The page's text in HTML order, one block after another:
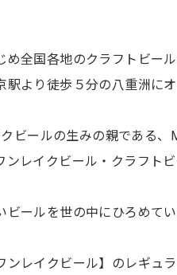
め全国各地のクラフトビー
より徒歩５分の八重洲にオ
ビールの生みの親である、
ンレイクビール・クラフト
ールを世の中にひろめてい
レイクビール】のレギュ